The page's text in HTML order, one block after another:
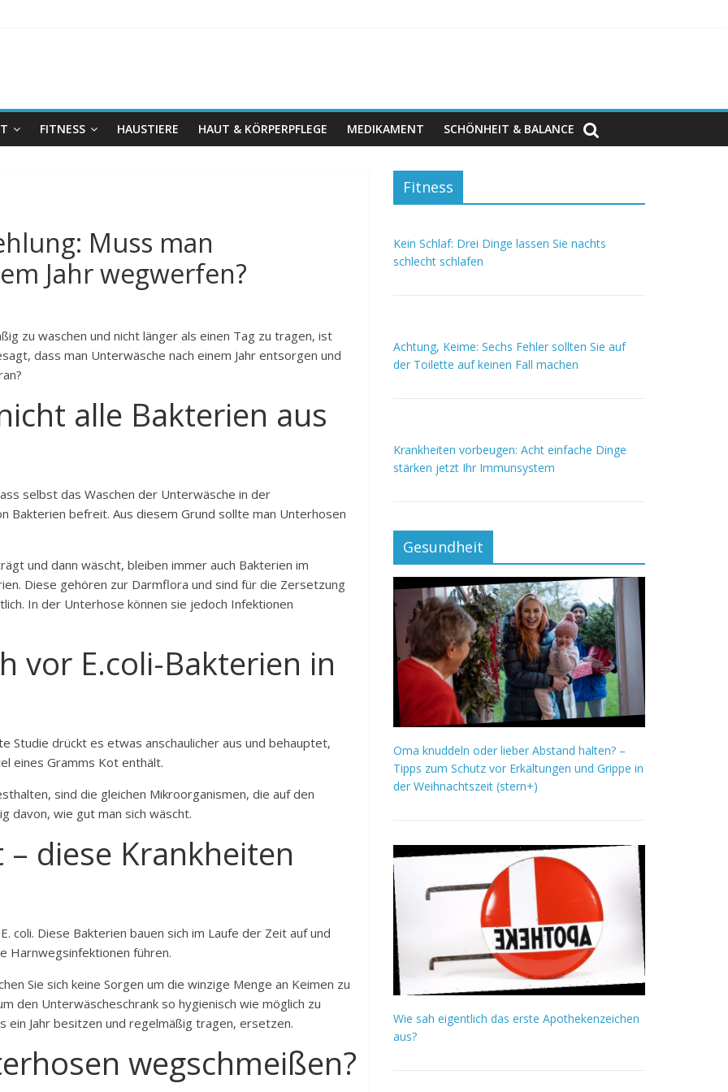
FITNESS HAUSTIERE HAUT & KÖRPERPFLEGE MEDIKAMENT SCHÖNHEIT & BALANCE
Muss man
Jahr wegwerfen?
zu waschen und nicht länger als einen Tag zu tragen, ist
dass man Unterwäsche nach einem Jahr entsorgen und
alle Bakterien aus
selbst das Waschen der Unterwäsche in der
Bakterien befreit. Aus diesem Grund sollte man Unterhosen
und dann wäscht, bleiben immer auch Bakterien im
Diese gehören zur Darmflora und sind für die Zersetzung
In der Unterhose können sie jedoch Infektionen
vor E.coli-Bakterien in
Studie drückt es etwas anschaulicher aus und behauptet,
eines Gramms Kot enthält.
sind die gleichen Mikroorganismen, die auf den
davon, wie gut man sich wäscht.
diese Krankheiten
coli. Diese Bakterien bauen sich im Laufe der Zeit auf und
Harnwegsinfektionen führen.
Sie sich keine Sorgen um die winzige Menge an Keimen zu
den Unterwäscheschrank so hygienisch wie möglich zu
ein Jahr besitzen und regelmäßig tragen, ersetzen.
wegschmeißen?
Fitness
Kein Schlaf: Drei Dinge lassen Sie nachts
schlecht schlafen
Achtung, Keime: Sechs Fehler sollten Sie auf
der Toilette auf keinen Fall machen
Krankheiten vorbeugen: Acht einfache Dinge
stärken jetzt Ihr Immunsystem
Gesundheit
Oma knuddeln oder lieber Abstand halten? –
Tipps zum Schutz vor Erkältungen und Grippe in
der Weihnachtszeit (stern+)
Wie sah eigentlich das erste Apothekenzeichen
aus?